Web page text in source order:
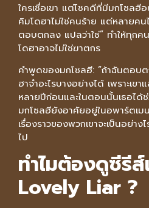
ใครเชื่อเขา แต่โชคดีที่มีมกโซลฮี
คิมโดฮาไม่ใช่คนร้าย แต่หลายคน
ตอบตกลง แปลว่าใช่” ทำให้ทุกค
โดฮาอาจไม่ใช่ฆาตกร
คำพูดของมกโซลฮี: “ถ้าฉันตอบต
ฮาจำอะไรบางอย่างได้ เพราะเข
หลายปีก่อนและในตอนนั้นเธอได้
มกโซลฮียังอาศัยอยู่ในอพาร์ตเม
เรื่องราวของพวกเขาจะเป็นอย่
ไป
ทำไมต้องดูซีรีส์
Lovely Liar ?